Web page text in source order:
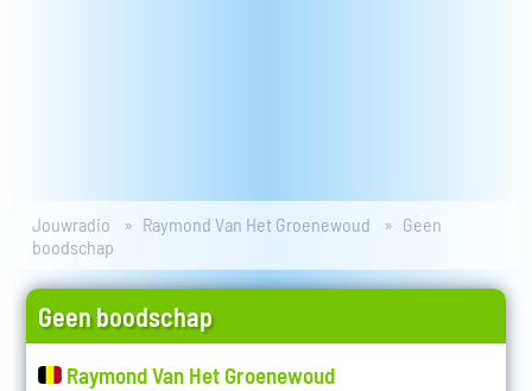
Jouwradio Raymond Van Het Groenewoud
Geen
boodschap
Geen boodschap
Raymond Van Het Groenewoud